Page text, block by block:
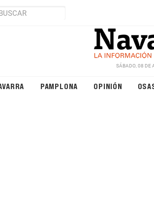
SÁBADO, 08 DE
PAMPLONA OPINIÓN